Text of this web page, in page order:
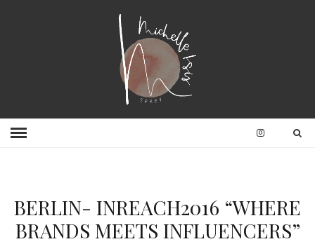
BERLIN- INREACH2016 “WHERE
BRANDS MEETS INFLUENCERS”